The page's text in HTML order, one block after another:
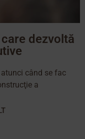
dezvoltă
când se fac
a